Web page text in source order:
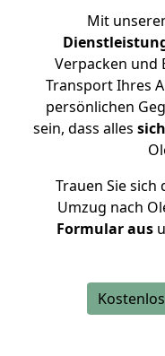
Mit
Verpacken und
Transport Ihres
persönlichen
sein, dass alles
Trauen Sie
Umzug nach
Formular aus